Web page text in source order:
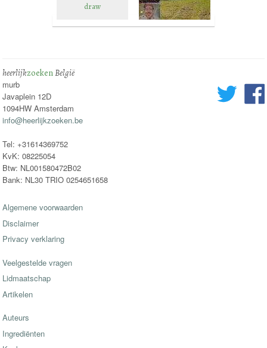
draw
heerlijkzoekenBelgië
murb
Javaplein 12D
1094HW Amsterdam
info@heerlijkzoeken.be
Tel: +31614369752
KvK: 08225054
Btw: NL001580472B02
Bank: NL30 TRIO 0254651658
Algemene voorwaarden
Disclaimer
Privacy verklaring
Veelgestelde vragen
Lidmaatschap
Artikelen
Auteurs
Ingrediënten